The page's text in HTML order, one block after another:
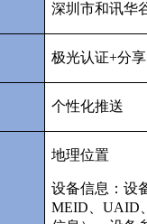
深圳市和讯华
极光认证+分享
个性化推送
地理位置
设备信息：设
MEID 、UAID